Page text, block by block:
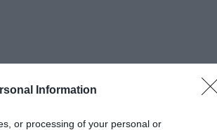
Information
or processing of your personal or